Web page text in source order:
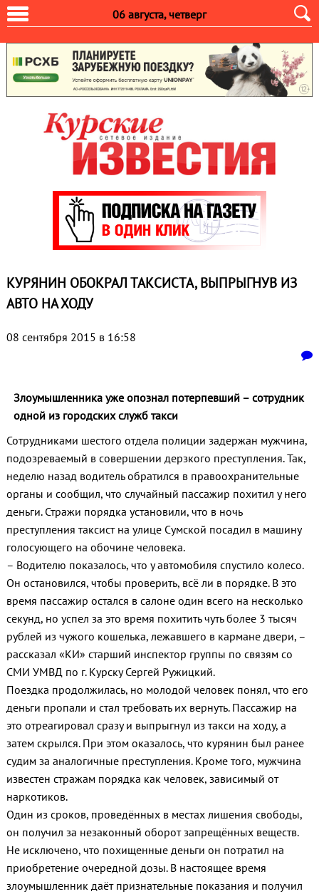
06 августа, четверг
КУРЯНИН ОБОКРАЛ ТАКСИСТА, ВЫПРЫГНУВ ИЗ
АВТО НА ХОДУ
08 сентября 2015 в 16:58
Злоумышленника уже опознал потерпевший – сотрудник
одной из городских служб такси
Сотрудниками шестого отдела полиции задержан мужчина,
подозреваемый в совершении дерзкого преступления. Так,
неделю назад водитель обратился в правоохранительные
органы и сообщил, что случайный пассажир похитил у него
деньги. Стражи порядка установили, что в ночь
преступления таксист на улице Сумской посадил в машину
голосующего на обочине человека.
– Водителю показалось, что у автомобиля спустило колесо.
Он остановился, чтобы проверить, всё ли в порядке. В это
время пассажир остался в салоне один всего на несколько
секунд, но успел за это время похитить чуть более 3 тысяч
рублей из чужого кошелька, лежавшего в кармане двери, –
рассказал «КИ» старший инспектор группы по связям со
СМИ УМВД по г. Курску Сергей Ружицкий.
Поездка продолжилась, но молодой человек понял, что его
деньги пропали и стал требовать их вернуть. Пассажир на
это отреагировал сразу и выпрыгнул из такси на ходу, а
затем скрылся. При этом оказалось, что курянин был ранее
судим за аналогичные преступления. Кроме того, мужчина
известен стражам порядка как человек, зависимый от
наркотиков.
Один из сроков, проведённых в местах лишения свободы,
он получил за незаконный оборот запрещённых веществ.
Не исключено, что похищенные деньги он потратил на
приобретение очередной дозы. В настоящее время
злоумышленник даёт признательные показания и получил